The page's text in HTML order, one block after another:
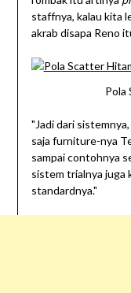
staffnya, kalau kita
akrab disapa Reno
Pola
"Jadi dari
saja furniture-nya
sampai contohnya
sistem trialnya juga
standardnya."